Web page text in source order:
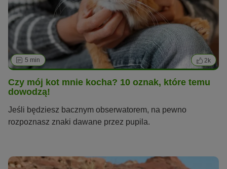
5 min 2k
Czy mój kot mnie kocha? 10 oznak, które temu
dowodzą!
Jeśli będziesz bacznym obserwatorem, na pewno
rozpoznasz znaki dawane przez pupila.